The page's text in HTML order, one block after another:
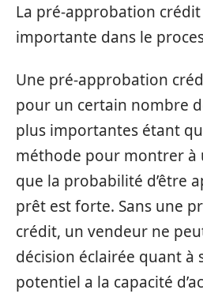
La pré-approbation
importante dans le
Une pré-approbation
pour un certain nombre
plus importantes étant
méthode pour montrer à
que la probabilité d’être
prêt est forte. Sans une
crédit, un vendeur ne
décision éclairée quant à
potentiel a la capacité